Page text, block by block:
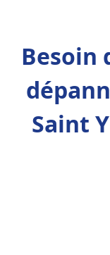
Besoin
Saint